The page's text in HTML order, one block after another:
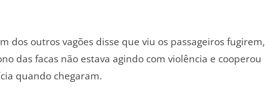
dos outros vagões disse que viu os passageiros fugirem,
das facas não estava agindo com violência e cooperou
quando chegaram.